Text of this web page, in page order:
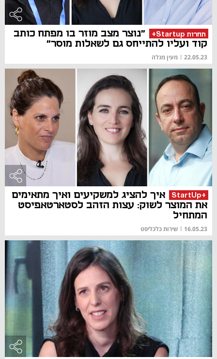
תחרות Startup+
"נוצר מצב מוזר בו מפתח כותב
קוד ועליו להתייחס גם לשאלות מוסר"
22.05.23
| מעין מנלה
+StartUp
איך להציג למשקיעים ואיך מתאימים
את המוצר לשוק: עצות הזהב לסטארטאפיסט
המתחיל
16.05.23
| שירות כלכליסט